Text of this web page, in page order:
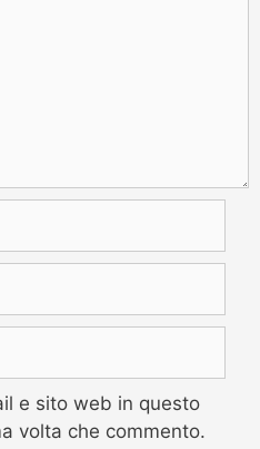
e sito web in questo
volta che commento.